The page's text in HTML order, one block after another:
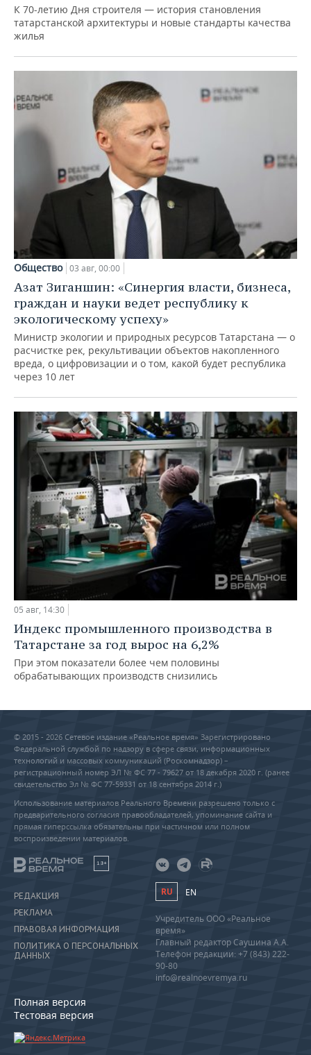
К 70-летию Дня строителя — история становления
татарстанской архитектуры и новые стандарты качества
жилья
Общество 03 авг, 00:00
Азат Зиганшин: «Синергия власти, бизнеса,
граждан и науки ведет республику к
экологическому успеху»
Министр экологии и природных ресурсов Татарстана — о
расчистке рек, рекультивации объектов накопленного
вреда, о цифровизации и о том, какой будет республика
через 10 лет
05 авг, 14:30
Индекс промышленного производства в
Татарстане за год вырос на 6,2%
При этом показатели более чем половины
обрабатывающих производств снизились
© 2015 - 2026 Сетевое издание «Реальное время» Зарегистрировано
Федеральной службой по надзору в сфере связи, информационных
технологий и массовых коммуникаций (Роскомнадзор) –
регистрационный номер ЭЛ № ФС 77 - 79627 от 18 декабря 2020 г. (ранее
свидетельство Эл № ФС 77-59331 от 18 сентября 2014 г.)
Использование материалов Реального Времени разрешено только с
предварительного согласия правообладателей, упоминание сайта и
прямая гиперссылка обязательны при частичном или полном
воспроизведении материалов.
18+
РЕДАКЦИЯ
РЕКЛАМА
ПРАВОВАЯ ИНФОРМАЦИЯ
ПОЛИТИКА О ПЕРСОНАЛЬНЫХ
ДАННЫХ
Полная версия
Тестовая версия
RU EN
Учредитель ООО «Реальное
время»
Главный редактор Саушина А.А.
Телефон редакции: +7 (843) 222-
90-80
info@realnoevremya.ru